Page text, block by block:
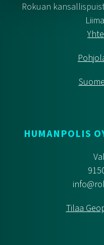
Rokuan
HUMANPOLIS
Tilaa